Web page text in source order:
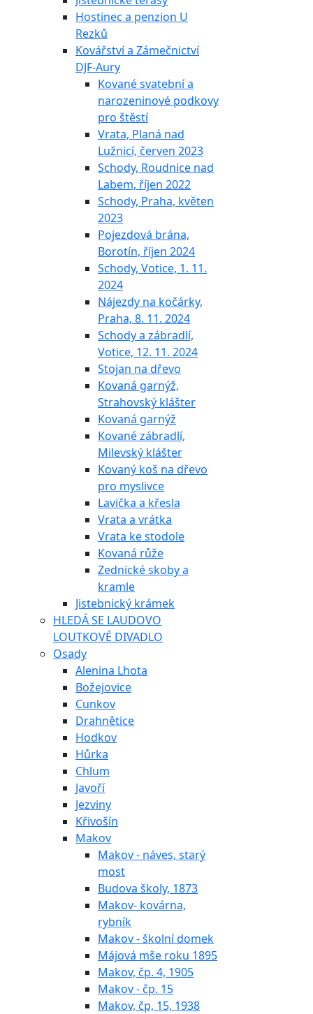
Hostinec a penzion U
Rezků
Kovářství a Zámečnictví
DJF-Aury
Kované svatební a
narozeninové podkovy
pro štěstí
Vrata, Planá nad
Lužnicí, červen 2023
Schody, Roudnice nad
Labem, říjen 2022
Schody, Praha, květen
2023
Pojezdová brána,
Borotín, říjen 2024
Schody, Votice, 1. 11.
2024
Nájezdy na kočárky,
Praha, 8. 11. 2024
Schody a zábradlí,
Votice, 12. 11. 2024
Stojan na dřevo
Kovaná garnýž,
Strahovský klášter
Kovaná garnýž
Kované zábradlí,
Milevský klášter
Kovaný koš na dřevo
pro myslivce
Lavička a křesla
Vrata a vrátka
Vrata ke stodole
Kovaná růže
Zednické skoby a
kramle
Jistebnický krámek
HLEDÁ SE LAUDOVO
LOUTKOVÉ DIVADLO
Osady
Alenina Lhota
Božejovice
Cunkov
Drahnětice
Hodkov
Hůrka
Chlum
Javoří
Jezviny
Křivošín
Makov
Makov - náves, starý
most
Budova školy, 1873
Makov- kovárna,
rybník
Makov - školní domek
Májová mše roku 1895
Makov, čp. 4, 1905
Makov - čp. 15
Makov, čp, 15, 1938